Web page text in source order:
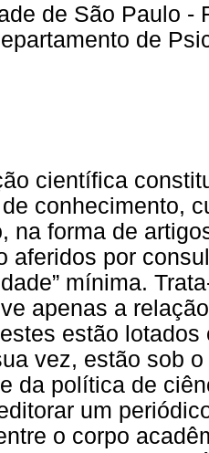
de São Paulo -
de
científica
conhecimento,
na forma de
aferidos por
mínima.
apenas a
estão
vez, estão sob
da política de
um
o corpo